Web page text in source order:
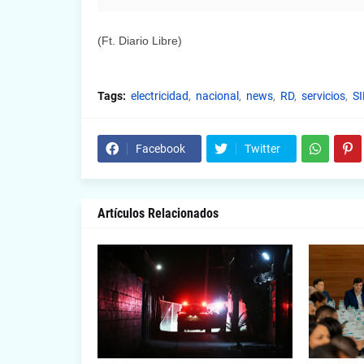
(Ft. Diario Libre)
Tags: electricidad nacional news RD servicios
Facebook Twitter
Artículos Relacionados